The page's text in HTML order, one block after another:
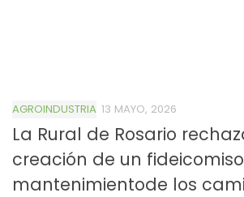
AGROINDUSTRIA 13 MAYO, 2026
La Rural de Rosario
creación de un
mantenimientode los